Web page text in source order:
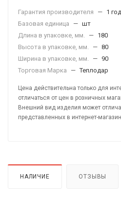
Гарантия производителя — 1 год
Базовая единица
— шт
Длина в упаковке, мм.
— 180
Высота в упаковке, мм.
— 80
Ширина в упаковке, мм.
— 90
Торговая Марка
— Теплодар
Цена действительна только для
отличаться от цен в розничных
Внешний вид изделия может
представленных в интернет-
НАЛИЧИЕ ОТЗЫВЫ